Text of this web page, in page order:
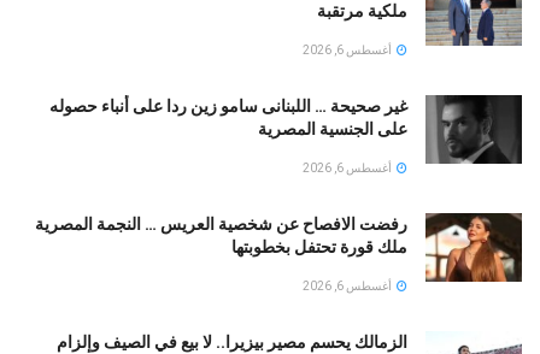
ملكية مرتقبة
أغسطس 6, 2026
غير صحيحة … اللبنانى سامو زين ردا على أنباء حصوله
على الجنسية المصرية
أغسطس 6, 2026
رفضت الافصاح عن شخصية العريس … النجمة المصرية
ملك قورة تحتفل بخطوبتها
أغسطس 6, 2026
الزمالك يحسم مصير بيزيرا.. لا بيع في الصيف وإلزام